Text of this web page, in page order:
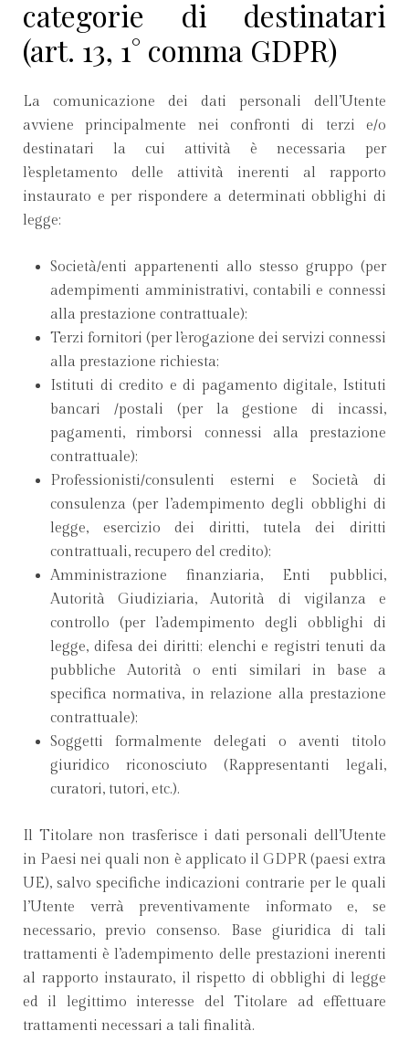
categorie di destinatari
(art. 13, 1° comma GDPR)
La comunicazione dei dati personali dell’Utente
avviene principalmente nei confronti di terzi e/o
destinatari la cui attività è necessaria per
l’espletamento delle attività inerenti al rapporto
instaurato e per rispondere a determinati obblighi di
legge:
Società/enti appartenenti allo stesso gruppo (per
adempimenti amministrativi, contabili e connessi
alla prestazione contrattuale);
Terzi fornitori (per l’erogazione dei servizi connessi
alla prestazione richiesta;
Istituti di credito e di pagamento digitale, Istituti
bancari /postali (per la gestione di incassi,
pagamenti, rimborsi connessi alla prestazione
contrattuale);
Professionisti/consulenti esterni e Società di
consulenza (per l’adempimento degli obblighi di
legge, esercizio dei diritti, tutela dei diritti
contrattuali, recupero del credito);
Amministrazione finanziaria, Enti pubblici,
Autorità Giudiziaria, Autorità di vigilanza e
controllo (per l’adempimento degli obblighi di
legge, difesa dei diritti; elenchi e registri tenuti da
pubbliche Autorità o enti similari in base a
specifica normativa, in relazione alla prestazione
contrattuale);
Soggetti formalmente delegati o aventi titolo
giuridico riconosciuto (Rappresentanti legali,
curatori, tutori, etc.).
Il Titolare non trasferisce i dati personali dell’Utente
in Paesi nei quali non è applicato il GDPR (paesi extra
UE), salvo specifiche indicazioni contrarie per le quali
l’Utente verrà preventivamente informato e, se
necessario, previo consenso. Base giuridica di tali
trattamenti è l’adempimento delle prestazioni inerenti
al rapporto instaurato, il rispetto di obblighi di legge
ed il legittimo interesse del Titolare ad effettuare
trattamenti necessari a tali finalità.